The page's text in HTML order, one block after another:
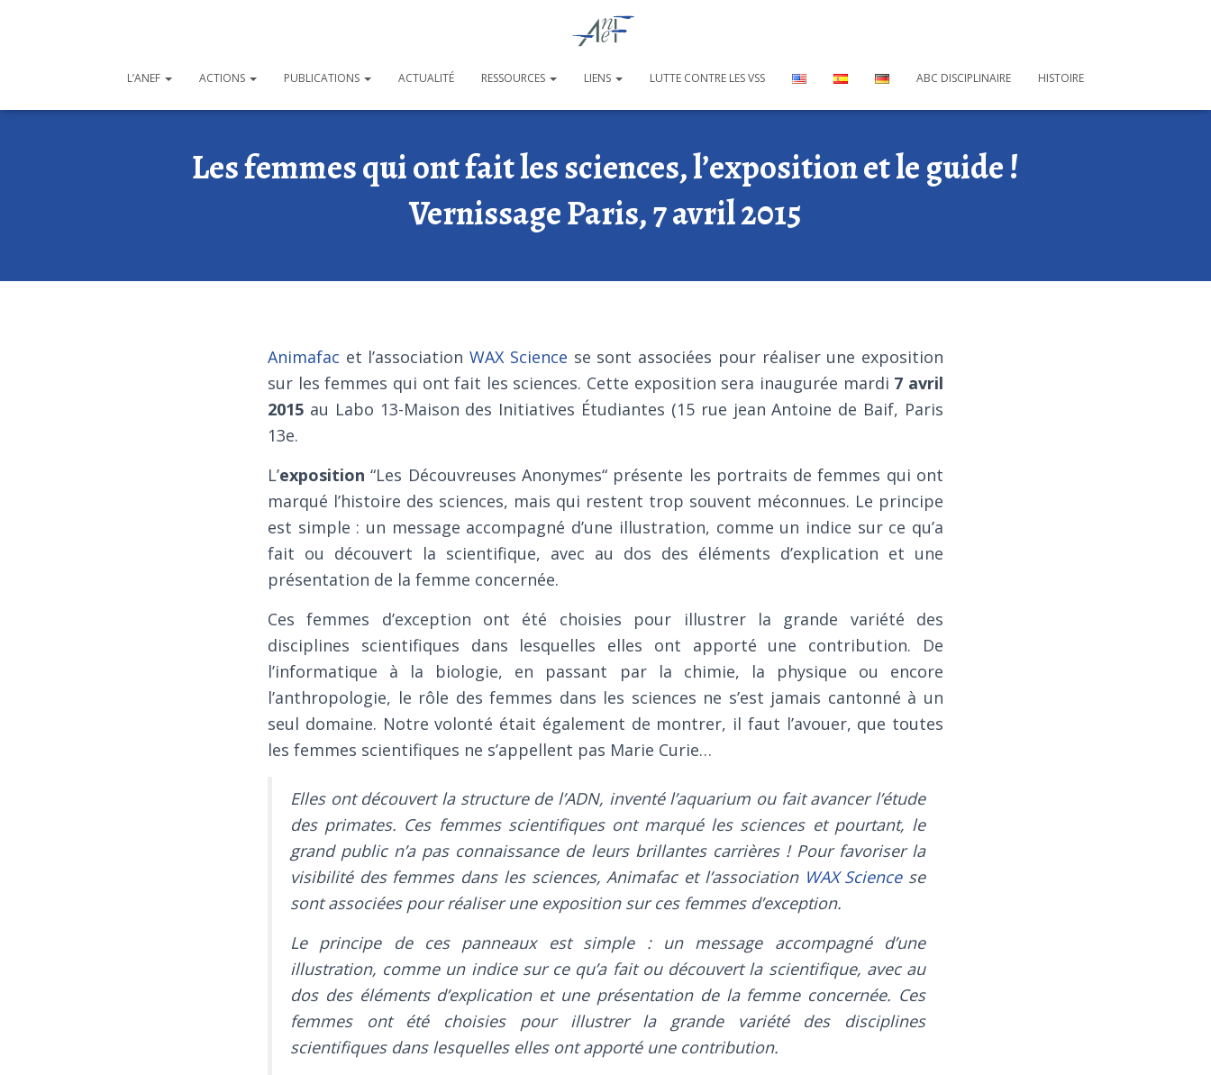
L’ANEF ACTIONS PUBLICATIONS ACTUALITÉ RESSOURCES LIENS LUTTE CONTRE LES VSS ABC DISCIPLINAIRE HISTOIRE
Les femmes qui ont fait les sciences, l’exposition et le guide !
Vernissage Paris, 7 avril 2015
Animafac et l’association WAX Science se sont associées pour réaliser une exposition
sur les femmes qui ont fait les sciences. Cette exposition sera inaugurée mardi 7 avril
2015 au Labo 13-Maison des Initiatives Étudiantes (15 rue jean Antoine de Baif, Paris
13e.
L’exposition “Les Découvreuses Anonymes“ présente les portraits de femmes qui ont
marqué l’histoire des sciences, mais qui restent trop souvent méconnues. Le principe
est simple : un message accompagné d’une illustration, comme un indice sur ce qu’a
fait ou découvert la scientifique, avec au dos des éléments d’explication et une
présentation de la femme concernée.
Ces femmes d’exception ont été choisies pour illustrer la grande variété des
disciplines scientifiques dans lesquelles elles ont apporté une contribution. De
l’informatique à la biologie, en passant par la chimie, la physique ou encore
l’anthropologie, le rôle des femmes dans les sciences ne s’est jamais cantonné à un
seul domaine. Notre volonté était également de montrer, il faut l’avouer, que toutes
les femmes scientifiques ne s’appellent pas Marie Curie…
Elles ont découvert la structure de l’ADN, inventé l’aquarium ou fait avancer l’étude
des primates. Ces femmes scientifiques ont marqué les sciences et pourtant, le
grand public n’a pas connaissance de leurs brillantes carrières ! Pour favoriser la
visibilité des femmes dans les sciences, Animafac et l’association WAX Sciencese
sont associées pour réaliser une exposition sur ces femmes d’exception.
Le principe de ces panneaux est simple : un message accompagné d’une
illustration, comme un indice sur ce qu’a fait ou découvert la scientifique, avec au
dos des éléments d’explication et une présentation de la femme concernée. Ces
femmes ont été choisies pour illustrer la grande variété des disciplines
scientifiques dans lesquelles elles ont apporté une contribution.